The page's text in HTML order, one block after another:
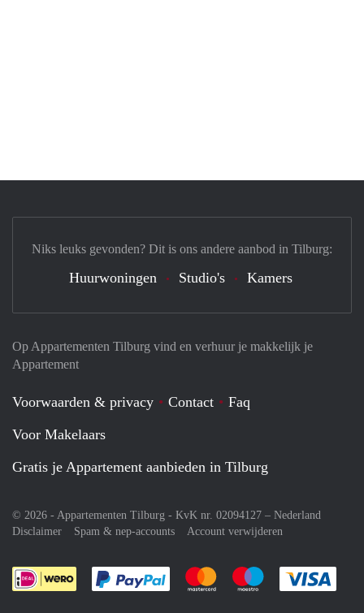
Op Appartementen Tilburg vind en verhuur je makkelijk je
Appartement
Voorwaarden & privacy Contact
Faq
Voor Makelaars
Gratis je Appartement aanbieden in Tilburg
© 2026 - Appartementen Tilburg - KvK nr. 02094127 – Nederland
Disclaimer
Spam & nep-accounts Account verwijderen
Je rekent gemakkelijk af met Paypal
Je rekent gemakkelijk af met
Je rekent
Niks leuks gevonden? Dit is ons andere aanbod in Tilburg:
Huurwoningen Studio's Kamers